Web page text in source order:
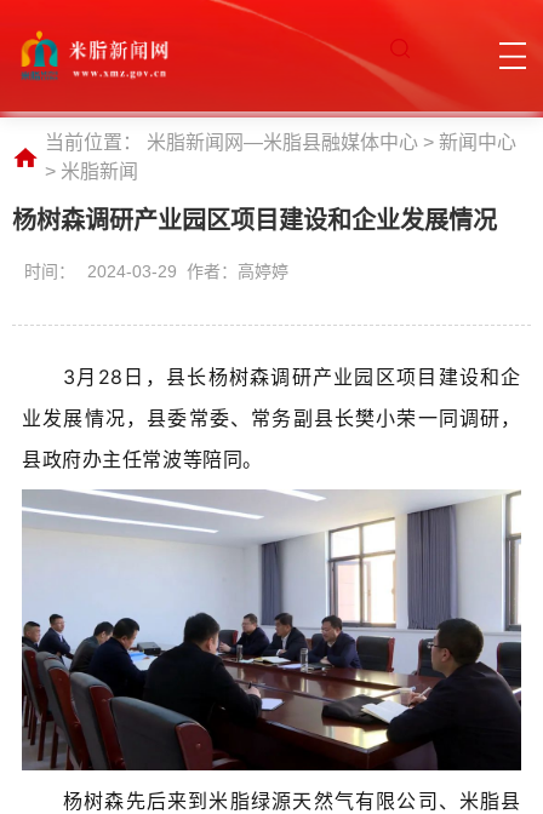
当前位置： 米脂新闻网—米脂县融媒体中心 > 新闻中心
> 米脂新闻
杨树森调研产业园区项目建设和企业发展情况
时间： 2024-03-29 作者：高婷婷
3月28日，县长杨树森调研产业园区项目建设和企
业发展情况， 县委常委、常务副县长樊小荣一同调研，
县政府办主任常波等陪同。
杨树森先后来到米脂绿源天然气有限公司、米脂县